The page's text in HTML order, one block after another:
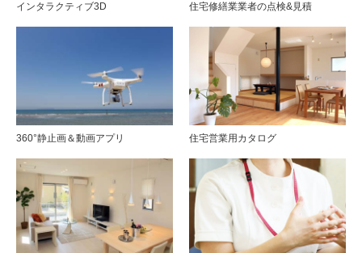
インタラクティブ3D 住宅修繕業業者の点検&見積
360°静止画＆動画アプリ 住宅営業用カタログ